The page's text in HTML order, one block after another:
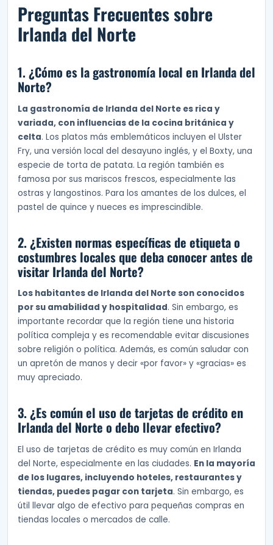
Preguntas Frecuentes sobre
Irlanda del Norte
1. ¿Cómo es la gastronomía local en Irlanda del
Norte?
La gastronomía de Irlanda del Norte es rica y
variada, con influencias de la cocina británica y
celta. Los platos más emblemáticos incluyen el Ulster
Fry, una versión local del desayuno inglés, y el Boxty, una
especie de torta de patata. La región también es
famosa por sus mariscos frescos, especialmente las
ostras y langostinos. Para los amantes de los dulces, el
pastel de quince y nueces es imprescindible.
2. ¿Existen normas específicas de etiqueta o
costumbres locales que deba conocer antes de
visitar Irlanda del Norte?
Los habitantes de Irlanda del Norte son conocidos
por su amabilidad y hospitalidad. Sin embargo, es
importante recordar que la región tiene una historia
política compleja y es recomendable evitar discusiones
sobre religión o política. Además, es común saludar con
un apretón de manos y decir «por favor» y «gracias» es
muy apreciado.
3. ¿Es común el uso de tarjetas de crédito en
Irlanda del Norte o debo llevar efectivo?
El uso de tarjetas de crédito es muy común en Irlanda
del Norte, especialmente en las ciudades. En la mayoría
de los lugares, incluyendo hoteles, restaurantes y
tiendas, puedes pagar con tarjeta. Sin embargo, es
útil llevar algo de efectivo para pequeñas compras en
tiendas locales o mercados de calle.